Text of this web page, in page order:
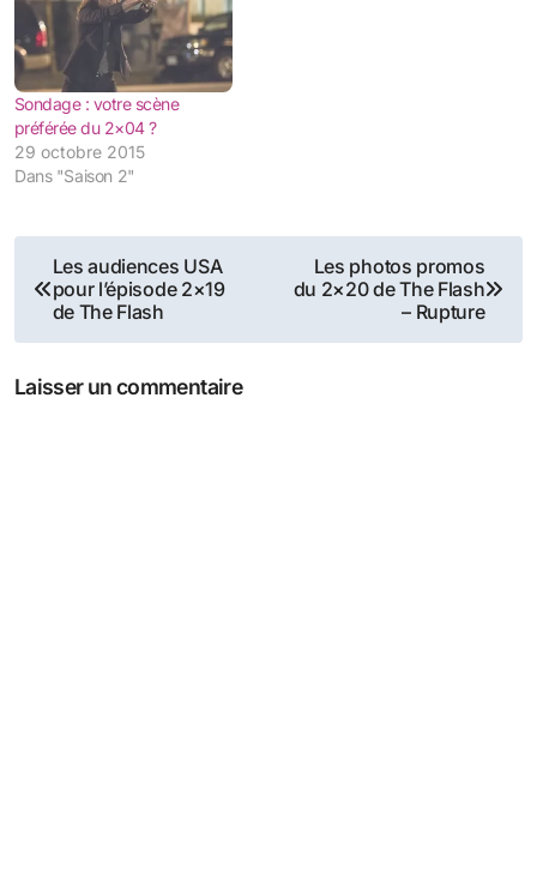
Sondage : votre scène
préférée du 2×04 ?
29 octobre 2015
Dans "Saison 2"
Navigation
de
l’article
Les audiences USA
pour l’épisode 2×19
de The Flash
Les photos promos
du 2×20 de The Flash
– Rupture
Laisser un commentaire